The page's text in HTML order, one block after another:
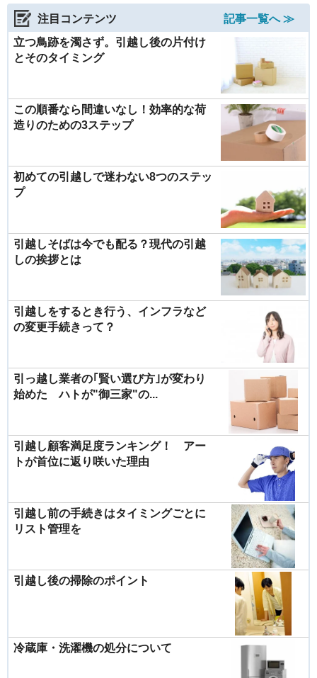
注目コンテンツ
記事一覧へ ≫
立つ鳥跡を濁さず。引越し後の片付け
とそのタイミング
この順番なら間違いなし！効率的な荷
造りのための3ステップ
初めての引越しで迷わない8つのステッ
プ
引越しそばは今でも配る？現代の引越
しの挨拶とは
引越しをするとき行う、インフラなど
の変更手続きって？
引っ越し業者の｢賢い選び方｣が変わり
始めた ハトが"御三家"の...
引越し顧客満足度ランキング！ アー
トが首位に返り咲いた理由
引越し前の手続きはタイミングごとに
リスト管理を
引越し後の掃除のポイント
冷蔵庫・洗濯機の処分について